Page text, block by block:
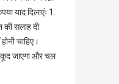
याद दिलाएंः 1.
सलाह दी
चाहिए।
कूद जाएगा और चल